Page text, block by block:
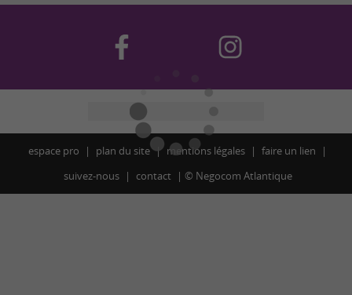
espace pro plan du site mentions légales
faire un lien
suivez-nous
contact © Negocom Atlantique